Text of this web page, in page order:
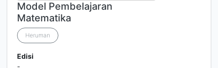
Model Pembelajaran
Matematika
Heruman
Edisi
-